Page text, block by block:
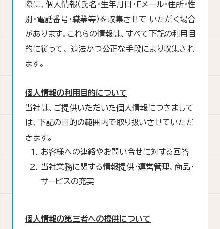
際に、個人情報（氏名・生年月日・Ｅメール・住所・性
別・電話番号・職業等）を収集させて いただく場合
があります。これらの情報は、すべて下記の利用目
的に従って、 適法かつ公正な手段により収集され
ます。
個人情報の利用目的について
当社は、ご提供いただいた個人情報につきまして
は、下記の目的の範囲内で取り扱いさせていただ
きます。
お客様への連絡やお問い合せに対する回答
当社業務に関する情報提供・運営管理、商品・
サービスの充実
個人情報の第三者への提供について